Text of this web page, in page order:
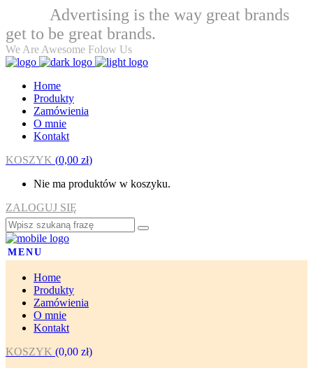
Advertising is the way great brands
get to be great brands.
We Are Awesome Folow Us
Home
Produkty
Zamówienia
O mnie
Kontakt
KOSZYK (0,00 zł)
Nie ma produktów w koszyku.
ZALOGUJ SIĘ
MENU
Home
Produkty
Zamówienia
O mnie
Kontakt
KOSZYK (0,00 zł)